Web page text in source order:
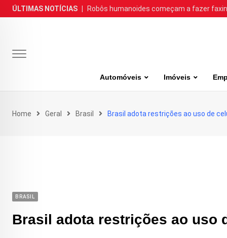
Skip
to
ÚLTIMAS NOTÍCIAS Robôs humanoides começam a fazer
Automóveis Imóveis
Home Geral Brasil Brasil adota restrições ao uso de
BRASIL
Brasil adota restrições ao uso